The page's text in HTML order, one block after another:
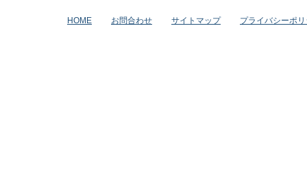
HOME お問合わせ サイトマップ プライバシーポ